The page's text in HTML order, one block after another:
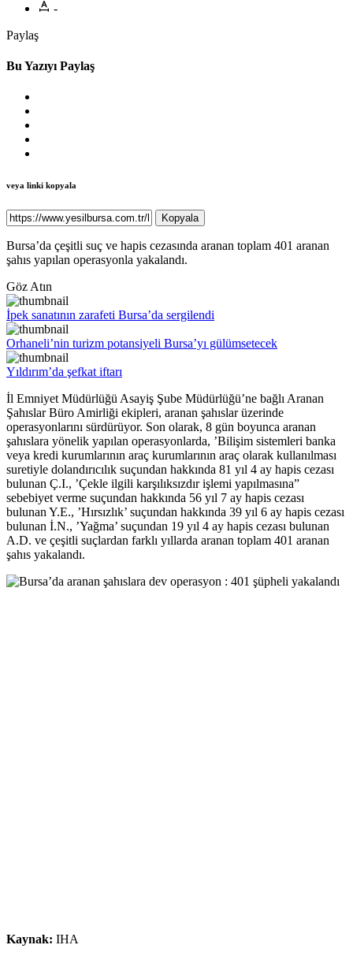
-
Paylaş
Bu Yazıyı Paylaş
veya linki kopyala
Kopyala
Bursa’da çeşitli suç ve hapis cezasında aranan toplam 401 aranan
şahıs yapılan operasyonla yakalandı.
Göz Atın
İpek sanatının zarafeti Bursa’da sergilendi
Orhaneli’nin turizm potansiyeli Bursa’yı gülümsetecek
Yıldırım’da şefkat iftarı
İl Emniyet Müdürlüğü Asayiş Şube Müdürlüğü’ne bağlı Aranan
Şahıslar Büro Amirliği ekipleri, aranan şahıslar üzerinde
operasyonlarını sürdürüyor. Son olarak, 8 gün boyunca aranan
şahıslara yönelik yapılan operasyonlarda, ’Bilişim sistemleri banka
veya kredi kurumlarının araç kurumlarının araç olarak kullanılması
suretiyle dolandırıcılık suçundan hakkında 81 yıl 4 ay hapis cezası
bulunan Ç.I., ’Çekle ilgili karşılıksızdır işlemi yapılmasına”
sebebiyet verme suçundan hakkında 56 yıl 7 ay hapis cezası
bulunan Y.E., ’Hırsızlık’ suçundan hakkında 39 yıl 6 ay hapis cezası
bulunan İ.N., ’Yağma’ suçundan 19 yıl 4 ay hapis cezası bulunan
A.D. ve çeşitli suçlardan farklı yıllarda aranan toplam 401 aranan
şahıs yakalandı.
Kaynak: IHA